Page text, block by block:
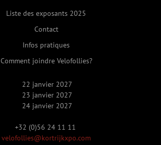
Liste des exposants 2025
Contact
Infos pratiques
Comment joindre Velofollies?
22 janvier 2027
23 janvier 2027
24 janvier 2027
+32 (0)56 24 11 11
velofollies@kortrijkxpo.com